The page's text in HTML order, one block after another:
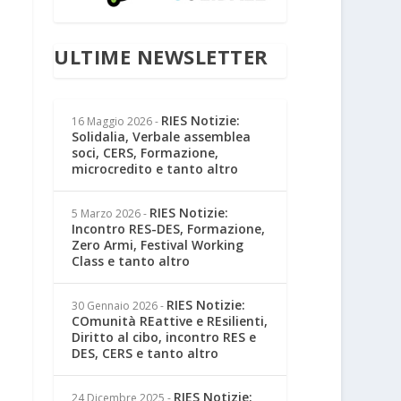
ULTIME NEWSLETTER
16 Maggio 2026- RIES Notizie:
Solidalia, Verbale assemblea
soci, CERS, Formazione,
microcredito e tanto altro
5 Marzo 2026- RIES Notizie:
Incontro RES-DES, Formazione,
Zero Armi, Festival Working
Class e tanto altro
30 Gennaio 2026- RIES Notizie:
COmunità REattive e REsilienti,
Diritto al cibo, incontro RES e
DES, CERS e tanto altro
24 Dicembre 2025 - RIES Notizie: